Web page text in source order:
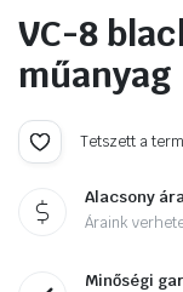
VC-8
műanyag
Tetszett a
Alacsony
Áraink
Minőségi